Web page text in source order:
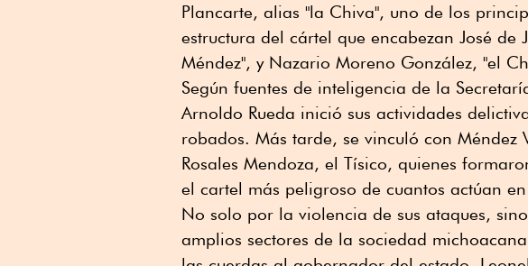
Plancarte, alias "la Chiva", uno de los
estructura del cártel que encabezan José de
Méndez", y Nazario Moreno González, "el
Según fuentes de inteligencia de la
Arnoldo Rueda inició sus actividades
robados. Más tarde, se vinculó con Méndez
Rosales Mendoza, el Tísico, quienes
el cartel más peligroso de cuantos actúan
No solo por la violencia de sus ataques,
amplios sectores de la sociedad